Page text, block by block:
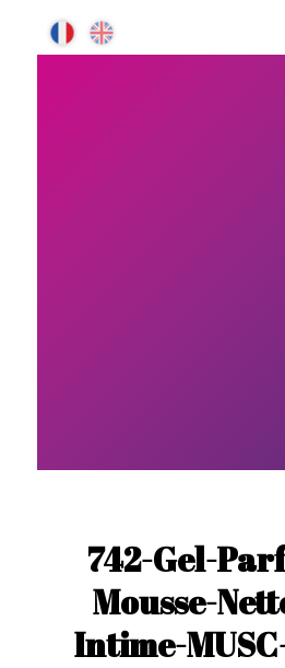
742-Gel-
Mousse-
Intime-